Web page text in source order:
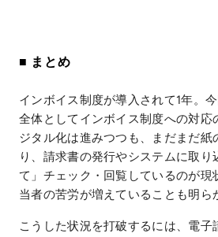
■ まとめ
インボイス制度が導入されて1年。
全体としてインボイス制度への対応
ジタル化は進みつつも、まだまだ紙
り、請求書の発行やシステムに取り
て」チェック・回覧しているのが現
当者の苦労が増えていることも明ら
こうした状況を打破するには、電子